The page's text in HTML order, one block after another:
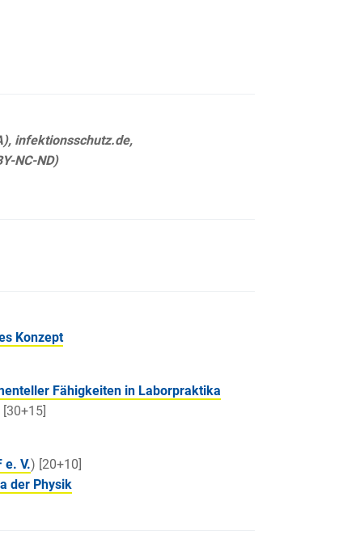
infektionsschutz.de,
NC-ND)
Konzept
Fähigkeiten in Laborpraktika
e. V.) [20+10]
der Physik